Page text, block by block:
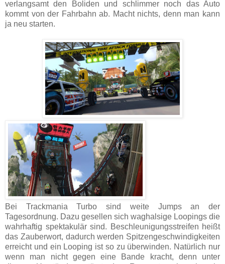
verlangsamt den Boliden und schlimmer noch das Auto
kommt von der Fahrbahn ab. Macht nichts, denn man kann
ja neu starten.
Bei Trackmania Turbo sind weite Jumps an der
Tagesordnung. Dazu gesellen sich waghalsige Loopings die
wahrhaftig spektakulär sind. Beschleunigungsstreifen heißt
das Zauberwort, dadurch werden Spitzengeschwindigkeiten
erreicht und ein Looping ist so zu überwinden. Natürlich nur
wenn man nicht gegen eine Bande kracht, denn unter